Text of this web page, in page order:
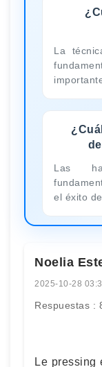
La
Las
el éxito
Noelia
2025-10-28
Respuestas :
Le pressing